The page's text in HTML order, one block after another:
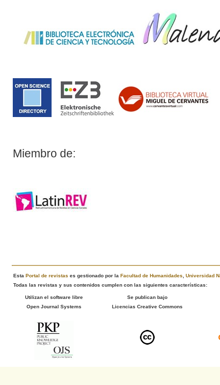
Miembro de:
Esta Portal de revistas es gestionado por la Facultad de Humanidades
Universidad
Todas las revistas y sus contenidos cumplen con las siguientes características:
Utilizan el software libre
Open Journal Systems
Se publican bajo
Licencias Creative Commons